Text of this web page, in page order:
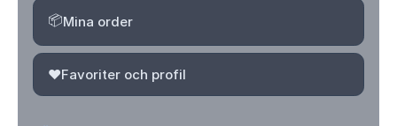
📦Mina order
❤️Favoriter och profil